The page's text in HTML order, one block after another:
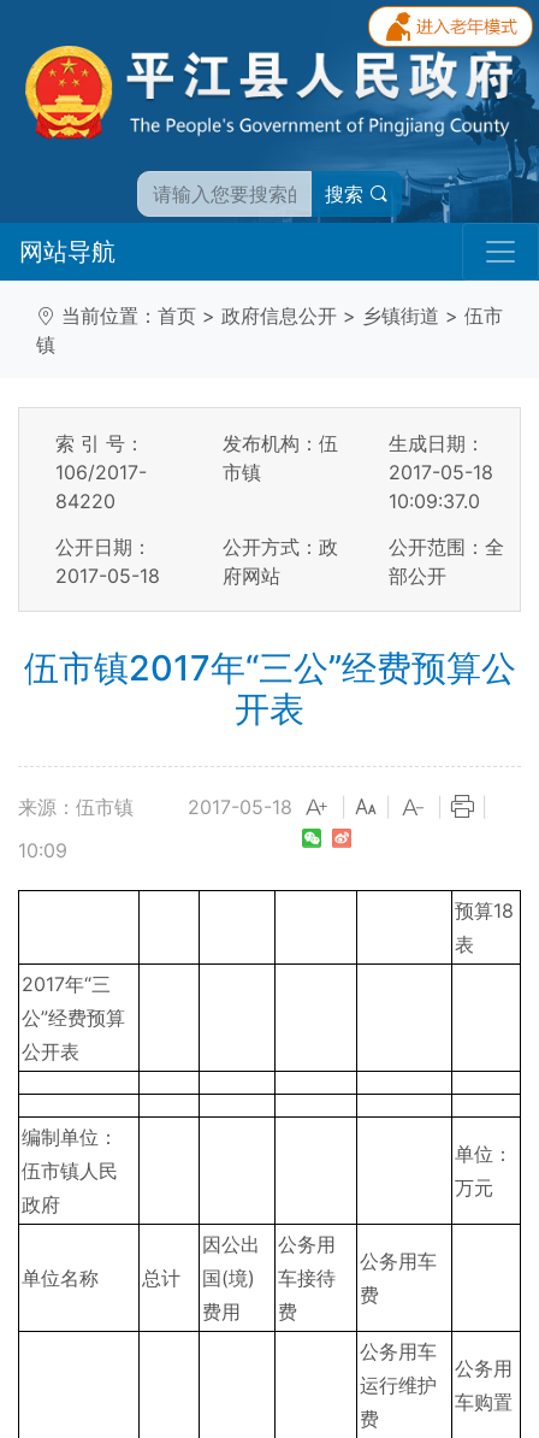
搜索
网站导航
当前位置： 首页 > 政府信息公开 > 乡镇街道 > 伍市
镇
索 引 号：
106/2017-
84220
发布机构：伍
市镇
生成日期：
2017-05-18
10:09:37.0
公开日期：
2017-05-18
公开方式：政
府网站
公开范围：全
部公开
伍市镇2017年“三公”经费预算公
开表
来源：伍市镇
2017-05-18
10:09
预算18
表
2017年“三
公”经费预算
公开表
编制单位：
伍市镇人民
政府
单位：
万元
单位名称 总计
因公出
国(境)
费用
公务用
车接待
费
公务用车
费
公务用车
运行维护
费
公务用
车购置